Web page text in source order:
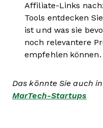
Affiliate-Links
Tools entdecken
ist und was sie
noch relevantere
empfehlen können.
Das könnte Sie auch
MarTech-Startups